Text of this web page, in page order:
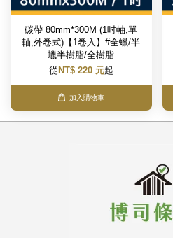
碳帶 80mm*300M (1吋軸,單
軸,外卷式)【1卷入】#全蠟/半
蠟半樹脂/全樹脂
從 NT$ 220 元起
加入購物車